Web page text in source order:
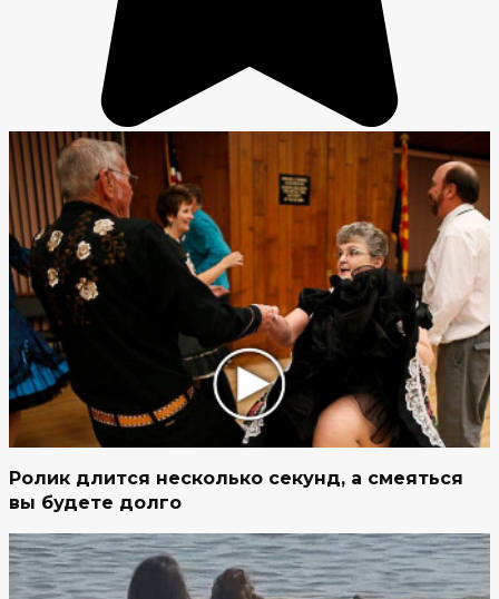
Ролик длится несколько секунд, а смеяться
вы будете долго